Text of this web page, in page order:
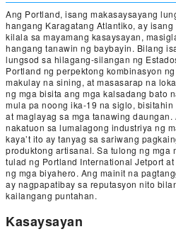
Ang Portland, isang makasaysayang
hangang Karagatang Atlantiko, ay
kilala sa mayamang kasaysayan,
hangang tanawin ng baybayin. Bilang
lungsod sa hilagang-silangan ng
Portland ng perpektong kombinasyon
makulay na sining, at masasarap na
ng mga bisita ang mga kalsadang bato
mula pa noong ika-19 na siglo,
at maglayag sa mga tanawing
nakatuon sa lumalagong industriya ng
kaya’t ito ay tanyag sa sariwang
produktong artisanal. Sa tulong ng mga
tulad ng Portland International Jetport
ng mga biyahero. Ang mainit na
ay nagpapatibay sa reputasyon nito
kailangang puntahan.
Kasaysayan